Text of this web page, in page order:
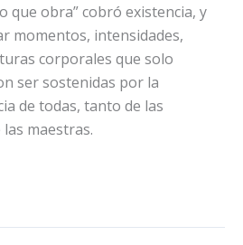
que obra” cobró existencia, y
momentos, intensidades,
corporales que solo
ser sostenidas por la
de todas, tanto de las
maestras.